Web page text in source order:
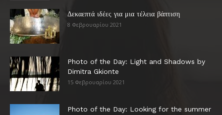
Δεκαεπτά ιδέες για μια τέλεια βάπτιση
8 Φεβρουαρίου 2021
Photo of the Day: Light and Shadows by
Dimitra Gkionte
15 Φεβρουαρίου 2021
Photo of the Day: Looking for the summer